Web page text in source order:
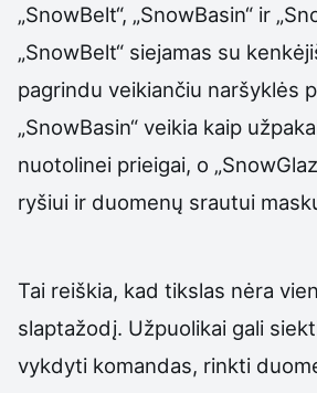
„SnowBelt“, „SnowBasin“ ir
„SnowBelt“ siejamas su
pagrindu veikiančiu naršyklės
„SnowBasin“ veikia kaip
nuotolinei prieigai, o
ryšiui ir duomenų srautui
Tai reiškia, kad tikslas nėra
slaptažodį. Užpuolikai gali
vykdyti komandas, rinkti